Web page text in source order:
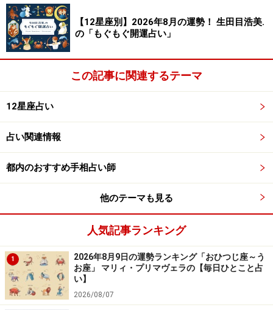
【12星座別】2026年8月の運勢！ 生田目浩美.
の「もぐもぐ開運占い」
この記事に関連するテーマ
12星座占い
占い関連情報
都内のおすすめ手相占い師
他のテーマも見る
人気記事ランキング
1
2026年8月9日の運勢ランキング「おひつじ座～う
お座」 マリィ・プリマヴェラの【毎日ひとこと占
い】
2026/08/07